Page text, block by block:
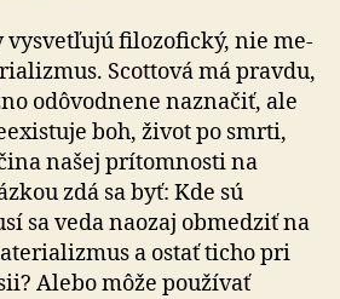
vysvetľujú filozofický, nie me­
Scottová má pravdu,
odôvodnene naznačiť, ale
boh, život po smrti,
našej prí­tom­nosti na
zdá sa byť: Kde sú
sa veda naozaj obmedziť na
a ostať ticho pri
Alebo môže používať